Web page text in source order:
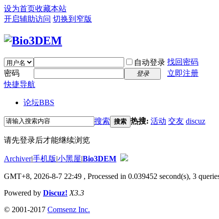
设为首页收藏本站
开启辅助访问 切换到窄版
自动登录 找回密码
密码
登录
立即注册
快捷导航
论坛BBS
搜索 搜索 热搜: 活动 交友 discuz
请先登录后才能继续浏览
Archiver|手机版|小黑屋|Bio3DEM
GMT+8, 2026-8-7 22:49 , Processed in 0.039452 second(s), 3
Powered by Discuz! X3.3
© 2001-2017 Comsenz Inc.